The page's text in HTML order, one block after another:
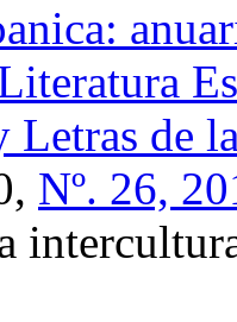
Letras de
Nº. 26,